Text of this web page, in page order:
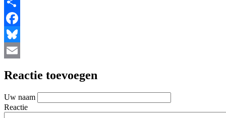
Share
Facebook
Bluesky
Reactie toevoegen
Uw naam
Reactie